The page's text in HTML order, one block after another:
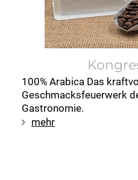
100% Arabica Das
Geschmacksfeuerwerk
Gastronomie.
mehr